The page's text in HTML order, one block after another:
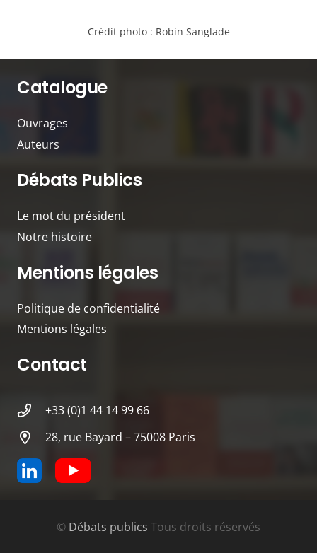
Crédit photo : Robin Sanglade
Catalogue
Ouvrages
Auteurs
Débats Publics
Le mot du président
Notre histoire
Mentions légales
Politique de confidentialité
Mentions légales
Contact
+33 (0)1 44 14 99 66
28, rue Bayard – 75008 Paris
© Débats publics Tous droits réservés